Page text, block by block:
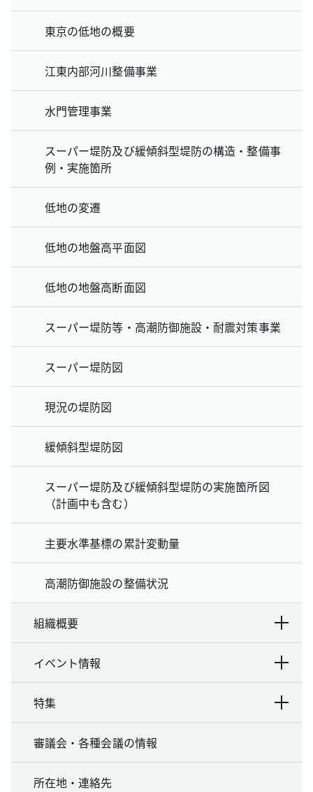
東京の低地の概要
江東内部河川整備事業
水門管理事業
スーパー堤防及び緩傾斜型堤防の構造・整備事
例・実施箇所
低地の変遷
低地の地盤高平面図
低地の地盤高断面図
スーパー堤防等・高潮防御施設・耐震対策事業
スーパー堤防図
現況の堤防図
緩傾斜型堤防図
スーパー堤防及び緩傾斜型堤防の実施箇所図
（計画中も含む）
主要水準基標の累計変動量
高潮防御施設の整備状況
組織概要
イベント情報
特集
審議会・各種会議の情報
所在地・連絡先